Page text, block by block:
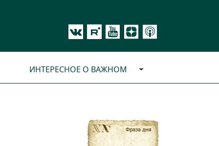
ИНТЕРЕСНОЕ О ВАЖНОМ